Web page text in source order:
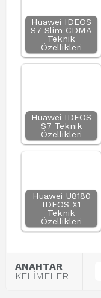
Huawei IDEOS
S7 Slim CDMA
Teknik
Özellikleri
Huawei IDEOS
S7 Teknik
Özellikleri
Huawei U8180
IDEOS X1
Teknik
Özellikleri
ANAHTAR
KELİMELER